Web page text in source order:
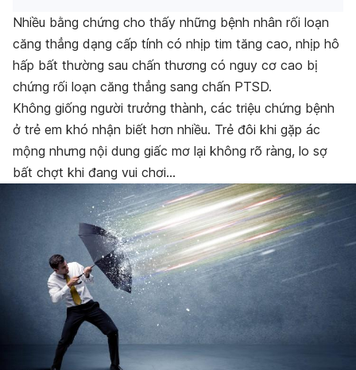
Nhiều bằng chứng cho thấy những bệnh nhân rối loạn
căng thẳng dạng cấp tính có nhịp tim tăng cao, nhịp hô
hấp bất thường sau chấn thương có nguy cơ cao bị
chứng rối loạn căng thẳng sang chấn PTSD.
Không giống người trưởng thành, các triệu chứng bệnh
ở trẻ em khó nhận biết hơn nhiều. Trẻ đôi khi gặp ác
mộng nhưng nội dung giấc mơ lại không rõ ràng, lo sợ
bất chợt khi đang vui chơi…